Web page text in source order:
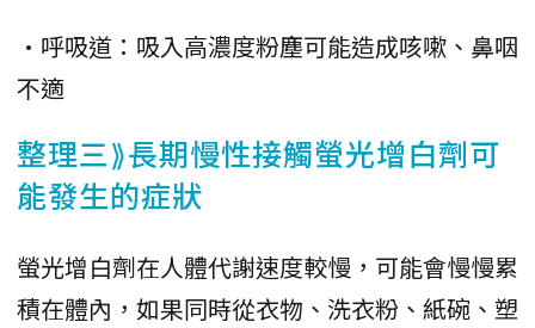
•呼吸道：吸入高濃度粉塵可能造成咳嗽、鼻咽
不適
整理三⟫長期慢性接觸螢光增白劑可
能發生的症狀
螢光增白劑在人體代謝速度較慢，可能會慢慢累
積在體內，如果同時從衣物、洗衣粉、紙碗、塑